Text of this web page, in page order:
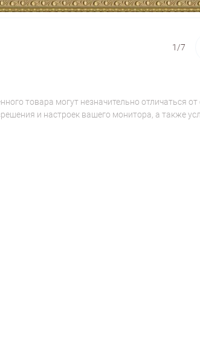
1/7
товара могут незначительно отличаться от
и настроек вашего монитора, а также